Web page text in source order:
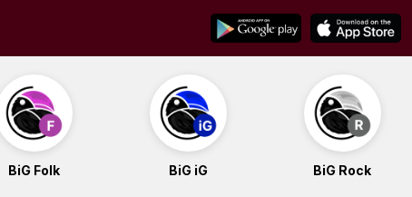
BiG Folk BiG iG BiG Rock